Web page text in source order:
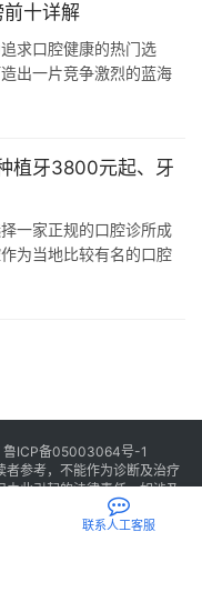
十详解
求口腔健康的热门选
出一片竞争激烈的蓝海
植牙3800元起、牙
一家正规的口腔诊所成
为当地比较有名的口腔
鲁ICP备05003064号-1
者参考，不能作为诊断及治疗
由此引起的法律责任。如涉及
联系人工客服